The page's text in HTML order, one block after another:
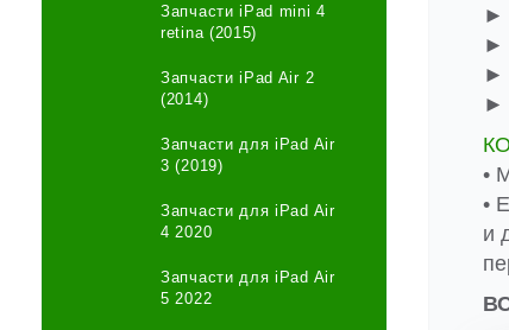
Запчасти iPad mini 4
retina (2015)
Запчасти iPad Air 2
(2014)
Запчасти для iPad Air
3 (2019)
Запчасти для iPad Air
4 2020
Запчасти для iPad Air
5 2022
►
►
►
►
•
•
и